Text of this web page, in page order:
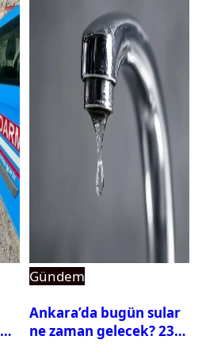
Gündem
Ankara’da bugün sular
ne zaman gelecek? 23